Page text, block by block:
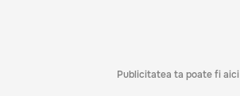
Publicitatea ta poate fi aici